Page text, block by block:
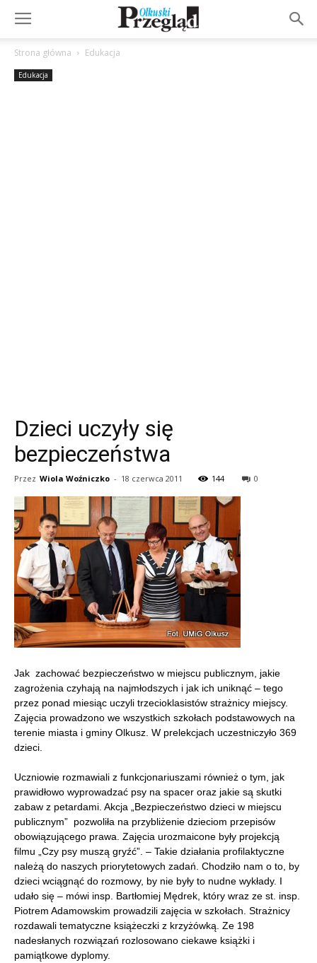
Strona główna Edukacja
Edukacja
Dzieci uczyły się
bezpieczeństwa
Przez Wiola Woźniczko - 18 czerwca 2011 144 0
Jak zachować bezpieczeństwo w miejscu publicznym, jakie
zagrożenia czyhają na najmłodszych i jak ich uniknąć – tego
przez ponad miesiąc uczyli trzecioklasistów strażnicy miejscy.
Zajęcia prowadzono we wszystkich szkołach podstawowych na
terenie miasta i gminy Olkusz. W prelekcjach uczestniczyło 369
dzieci.
Uczniowie rozmawiali z funkcjonariuszami również o tym, jak
prawidłowo wyprowadzać psy na spacer oraz jakie są skutki
zabaw z petardami. Akcja „Bezpieczeństwo dzieci w miejscu
publicznym” pozwoliła na przybliżenie dzieciom przepisów
obowiązującego prawa. Zajęcia urozmaicone były projekcją
filmu „Czy psy muszą gryźć”. – Takie działania profilaktyczne
należą do naszych priorytetowych zadań. Chodziło nam o to, by
dzieci wciągnąć do rozmowy, by nie były to nudne wykłady. I
udało się – mówi insp. Bartłomiej Mędrek, który wraz ze st. insp.
Piotrem Adamowskim prowadzili zajęcia w szkołach. Strażnicy
rozdawali tematyczne książeczki z krzyżówką. Ze 198
nadesłanych rozwiązań rozlosowano ciekawe książki i
pamiątkowe dyplomy.